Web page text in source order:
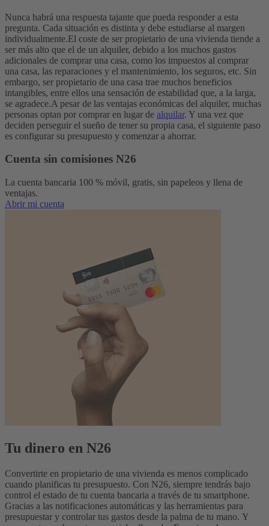
Nunca habrá una respuesta tajante que pueda responder a esta
pregunta. Cada situación es distinta y debe estudiarse al margen
individualmente.El coste de ser propietario de una vivienda tiende a
ser más alto que el de un alquiler, debido a los muchos gastos
adicionales de comprar una casa, como los impuestos al comprar
una casa, las reparaciones y el mantenimiento, los seguros, etc. Sin
embargo, ser propietario de una casa trae muchos beneficios
intangibles, entre ellos una sensación de estabilidad que, a la larga,
se agradece.A pesar de las ventajas económicas del alquiler, muchas
personas optan por comprar en lugar de alquilar. Y una vez que
deciden perseguir el sueño de tener su propia casa, el siguiente paso
es configurar su presupuesto y comenzar a ahorrar.
Cuenta sin comisiones N26
La cuenta bancaria 100 % móvil, gratis, sin papeleos y llena de
ventajas.
Abrir mi cuenta
Tu dinero en N26
Convertirte en propietario de una vivienda es menos complicado
cuando planificas tu presupuesto. Con N26, siempre tendrás bajo
control el estado de tu cuenta bancaria a través de tu smartphone.
Gracias a las notificaciones automáticas y las herramientas para
presupuestar y controlar tus gastos desde la palma de tu mano. Y